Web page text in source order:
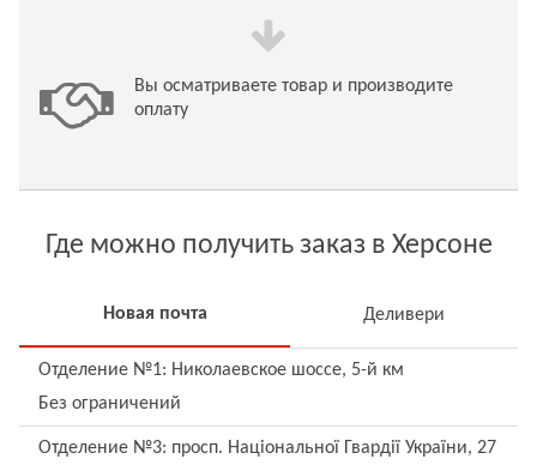
Вы осматриваете товар и производите
оплату
Где можно получить заказ в Херсоне
Новая почта Деливери
Отделение №1: Николаевское шоссе, 5-й км
Без ограничений
Отделение №3: просп. Національної Гвардії України, 27